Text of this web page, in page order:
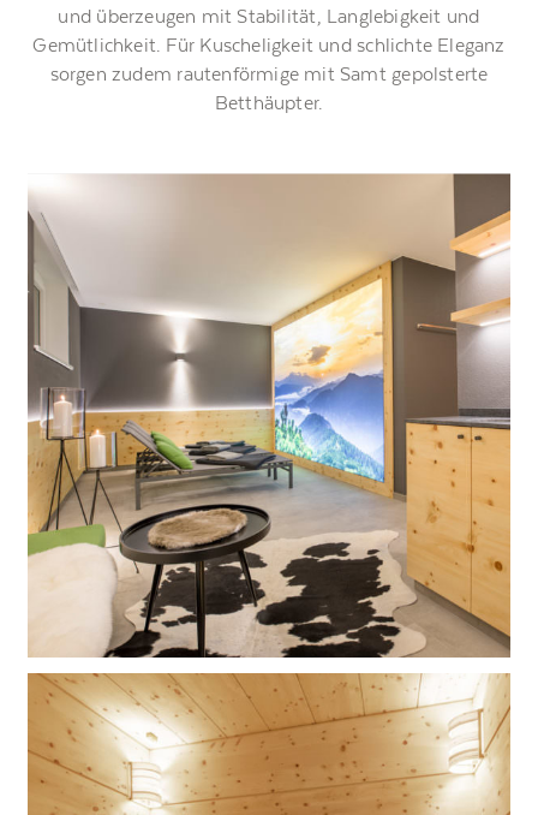
und überzeugen mit Stabilität, Langlebigkeit und
Gemütlichkeit. Für Kuscheligkeit und schlichte Eleganz
sorgen zudem rautenförmige mit Samt gepolsterte
Betthäupter.